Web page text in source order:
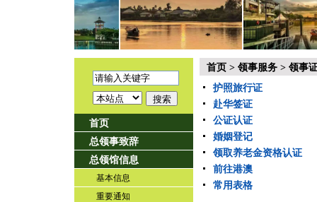
首页
总领事致辞
总领馆信息
基本信息
重要通知
首页 > 领事服务 > 领事
护照旅行证
赴华签证
公证认证
婚姻登记
领取养老金资格认证
前往港澳
常用表格